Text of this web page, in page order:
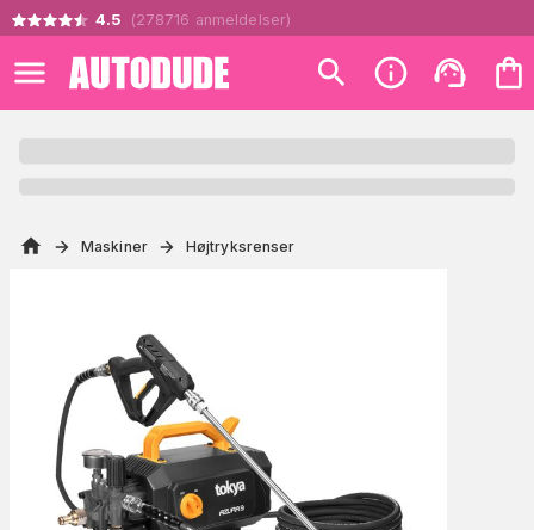
4.5 (278716 anmeldelser)
Maskiner Højtryksrenser